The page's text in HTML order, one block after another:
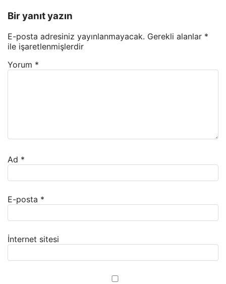
Bir yanıt yazın
E-posta adresiniz yayınlanmayacak. Gerekli alanlar *
ile işaretlenmişlerdir
Yorum *
Ad *
E-posta *
İnternet sitesi